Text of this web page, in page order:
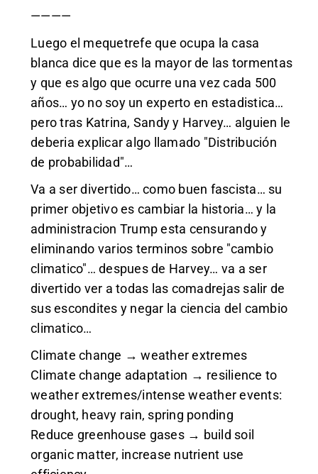
————
Luego el mequetrefe que ocupa la casa
blanca dice que es la mayor de las tormentas
y que es algo que ocurre una vez cada 500
años… yo no soy un experto en estadistica…
pero tras Katrina, Sandy y Harvey… alguien le
deberia explicar algo llamado "Distribución
de probabilidad"…
Va a ser divertido… como buen fascista… su
primer objetivo es cambiar la historia… y la
administracion Trump esta censurando y
eliminando varios terminos sobre "cambio
climatico"… despues de Harvey… va a ser
divertido ver a todas las comadrejas salir de
sus escondites y negar la ciencia del cambio
climatico…
Climate change → weather extremes
Climate change adaptation → resilience to
weather extremes/intense weather events:
drought, heavy rain, spring ponding
Reduce greenhouse gases → build soil
organic matter, increase nutrient use